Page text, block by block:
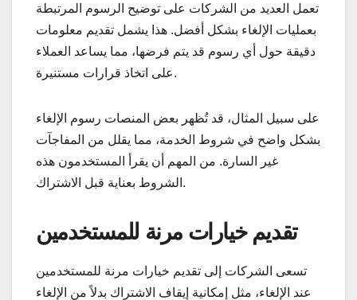
تعمل العديد من الشركات على توضيح الرسوم المرتبطة
بعمليات الإلغاء بشكل أفضل. هذا يشمل تقديم معلومات
دقيقة حول أي رسوم قد يتم فرضها، مما يساعد العملاء
على اتخاذ قرارات مستنيرة.
على سبيل المثال، قد تُظهر بعض المنصات رسوم الإلغاء
بشكل واضح في شروط الخدمة، مما يقلل من المفاجآت
غير السارة. من المهم أن يقرأ المستخدمون هذه
الشروط بعناية قبل الاشتراك.
تقديم خيارات مرنة للمستخدمين
تسعى الشركات إلى تقديم خيارات مرنة للمستخدمين
عند الإلغاء، مثل إمكانية إيقاف الاشتراك بدلاً من الإلغاء